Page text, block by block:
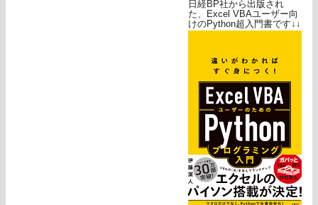
日経BP社から出版され
た、Excel VBAユーザー向
けのPython超入門書です↓↓